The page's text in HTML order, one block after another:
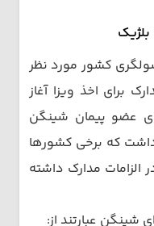
بلژیک
کشور مورد نظر
برای اخذ ویزا آغاز
عضو پیمان شینگن
داشت که برخی کشورها
مدارک داشته
شینگن عبارتند از: